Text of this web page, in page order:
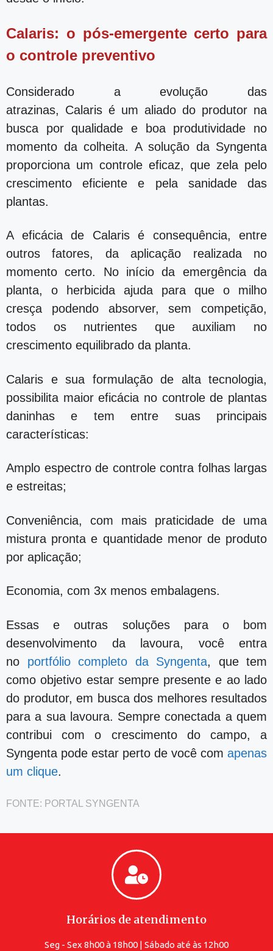
Calaris: o pós-emergente certo para
o controle preventivo
Considerado a evolução das
atrazinas, Calaris é um aliado do produtor na
busca por qualidade e boa produtividade no
momento da colheita. A solução da Syngenta
proporciona um controle eficaz, que zela pelo
crescimento eficiente e pela sanidade das
plantas.
A eficácia de Calaris é consequência, entre
outros fatores, da aplicação realizada no
momento certo. No início da emergência da
planta, o herbicida ajuda para que o milho
cresça podendo absorver, sem competição,
todos os nutrientes que auxiliam no
crescimento equilibrado da planta.
Calaris e sua formulação de alta tecnologia,
possibilita maior eficácia no controle de plantas
daninhas e tem entre suas principais
características:
Amplo espectro de controle contra folhas largas
e estreitas;
Conveniência, com mais praticidade de uma
mistura pronta e quantidade menor de produto
por aplicação;
Economia, com 3x menos embalagens.
Essas e outras soluções para o bom
desenvolvimento da lavoura, você entra
no portfólio completo da Syngenta, que tem
como objetivo estar sempre presente e ao lado
do produtor, em busca dos melhores resultados
para a sua lavoura. Sempre conectada a quem
contribui com o crescimento do campo, a
Syngenta pode estar perto de você com apenas
um clique.
FONTE: PORTAL SYNGENTA
Horários de atendimento
Seg - Sex 8h00 à 18h00 | Sábado até às 12h00